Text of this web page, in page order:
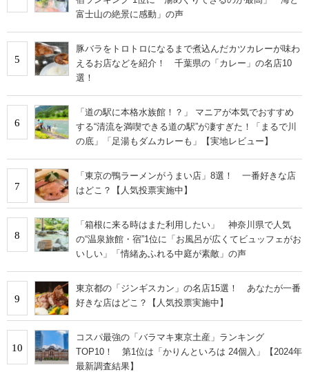
富士山の絶景に感動」の声
5
豚バラをトロトロになるまで煮込んだカツカレーが味わ
えるお店などを紹介！ 千葉県の「カレー」の名店10
選！
6
「道の駅に本格水族館！？」 マニアが本気でおすすめ
する“清流を満喫できる道の駅”が凄すぎた！「まるで川
の底」「足湯もダムカレーも」【実地レビュー】
7
「東京の鴨ラーメンがうまい店」8選！ 一番好きな店
はどこ？【人気投票実施中】
8
「箱根に来る時はまた利用したい」 神奈川県で人気
の“温泉旅館・宿”1位に「お風呂が広くてビュッフェがお
いしい」「情緒あふれる中庭が素敵」の声
9
東京都の「ジンギスカン」の名店15選！ あなたが一番
好きな店はどこ？【人気投票実施中】
10
コスパ最強の「バラマキ東京土産」ランキング
TOP10！ 第1位は「かりんといろは 24個入」【2024年
最新調査結果】